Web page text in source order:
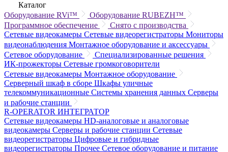
Каталог
Оборудование RVi™
Оборудование RUBEZH™
Программное обеспечение
Снято с производства
Сетевые видеокамеры Сетевые видеорегистраторы Мониторы
видеонаблюдения Монтажное оборудование и аксессуары
Сетевое оборудование
Специализированные решения
ИК-прожекторы Сетевые громкоговорители
Сетевые видеокамеры Монтажное оборудование
Серверный шкаф в сборе Шкафы уличные
телекоммуникационные Системы хранения данных Серверы
и рабочие станции
R-OPERATOR ИНТЕГРАТОР
Сетевые видеокамеры HD-аналоговые и аналоговые
видеокамеры Серверы и рабочие станции Сетевые
видеорегистраторы Цифровые и гибридные
видеорегистраторы Прочее Сетевое оборудование и питание